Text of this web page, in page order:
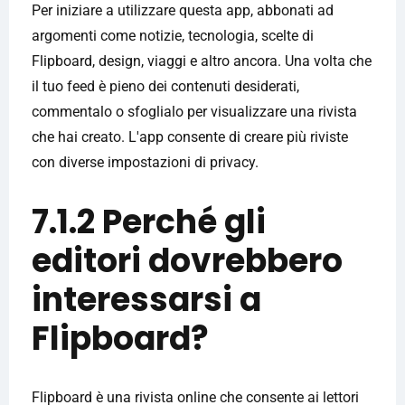
Per iniziare a utilizzare questa app, abbonati ad
argomenti come notizie, tecnologia, scelte di
Flipboard, design, viaggi e altro ancora. Una volta che
il tuo feed è pieno dei contenuti desiderati,
commentalo o sfoglialo per visualizzare una rivista
che hai creato. L'app consente di creare più riviste
con diverse impostazioni di privacy.
7.1.2 Perché gli
editori dovrebbero
interessarsi a
Flipboard?
Flipboard è una rivista online che consente ai lettori